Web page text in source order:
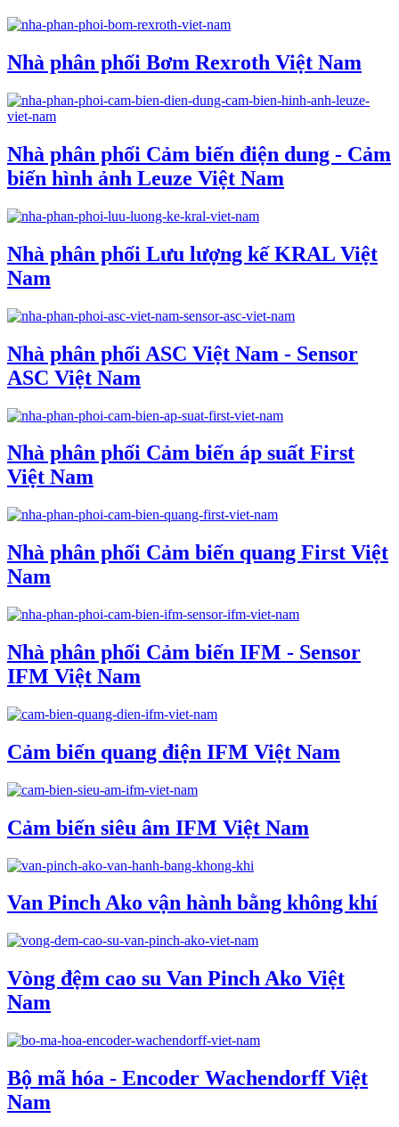
Nhà phân phối Bơm Rexroth Việt Nam
Nhà phân phối Cảm biến điện dung - Cảm
biến hình ảnh Leuze Việt Nam
Nhà phân phối Lưu lượng kế KRAL Việt
Nam
Nhà phân phối ASC Việt Nam - Sensor
ASC Việt Nam
Nhà phân phối Cảm biến áp suất First
Việt Nam
Nhà phân phối Cảm biến quang First Việt
Nam
Nhà phân phối Cảm biến IFM - Sensor
IFM Việt Nam
Cảm biến quang điện IFM Việt Nam
Cảm biến siêu âm IFM Việt Nam
Van Pinch Ako vận hành bằng không khí
Vòng đệm cao su Van Pinch Ako Việt
Nam
Bộ mã hóa - Encoder Wachendorff Việt
Nam